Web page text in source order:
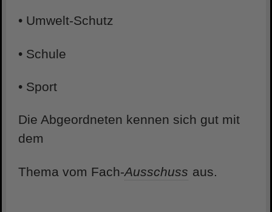
• Umwelt-Schutz
• Schule
• Sport
Die Abgeordneten kennen sich gut mit
dem
Thema vom Fach-Ausschuss aus.